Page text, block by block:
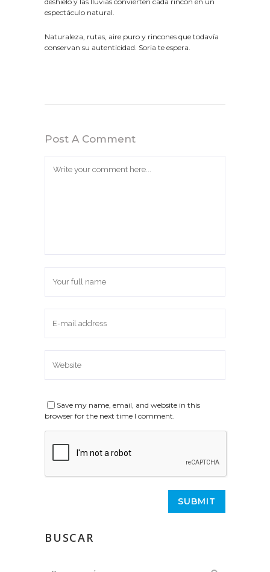
espectáculo natural.
Naturaleza, rutas, aire puro y rincones que todavía
conservan su autenticidad. Soria te espera.
Post A Comment
Save my name, email, and website in this
browser for the next time I comment.
BUSCAR